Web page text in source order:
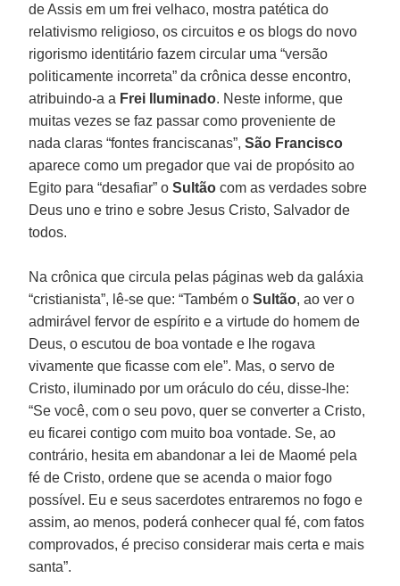
de Assis em um frei velhaco, mostra patética do
relativismo religioso, os circuitos e os blogs do novo
rigorismo identitário fazem circular uma “versão
politicamente incorreta” da crônica desse encontro,
atribuindo-a a Frei Iluminado. Neste informe, que
muitas vezes se faz passar como proveniente de
nada claras “fontes franciscanas”,São Francisco
aparece como um pregador que vai de propósito ao
Egito para “desafiar” oSultão com as verdades sobre
Deus uno e trino e sobre Jesus Cristo, Salvador de
todos.
Na crônica que circula pelas páginas web da galáxia
“cristianista”, lê-se que: “Também oSultão, ao ver o
admirável fervor de espírito e a virtude do homem de
Deus, o escutou de boa vontade e lhe rogava
vivamente que ficasse com ele”. Mas, o servo de
Cristo, iluminado por um oráculo do céu, disse-lhe:
“Se você, com o seu povo, quer se converter a Cristo,
eu ficarei contigo com muito boa vontade. Se, ao
contrário, hesita em abandonar a lei de Maomé pela
fé de Cristo, ordene que se acenda o maior fogo
possível. Eu e seus sacerdotes entraremos no fogo e
assim, ao menos, poderá conhecer qual fé, com fatos
comprovados, é preciso considerar mais certa e mais
santa”.